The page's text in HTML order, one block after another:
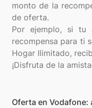
monto de la
de oferta.
Por ejemplo, si tu
recompensa para ti
Hogar Ilimitado,
Oferta en Vodafone: